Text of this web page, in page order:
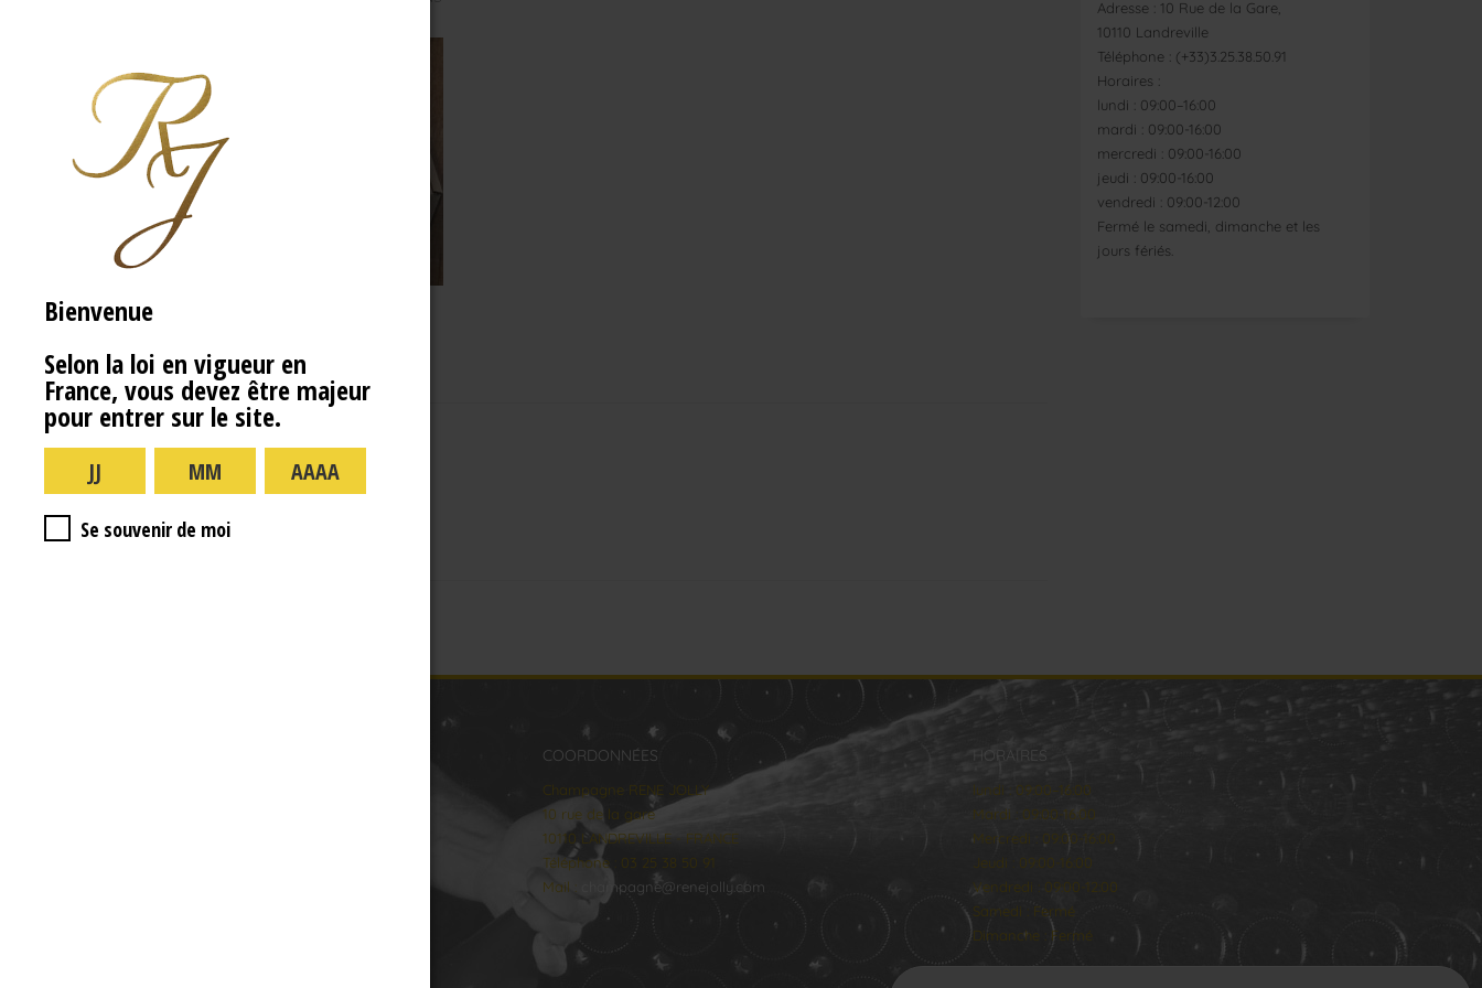
A PROPOS
Adresse : 10 Rue de la Gare,
10110 Landreville
Téléphone : (+33)3.25.38.50.91
Horaires :
lundi : 09:00–16:00
mardi : 09:00-16:00
mercredi : 09:00-16:00
jeudi : 09:00-16:00
vendredi : 09:00-12:00
Fermé le samedi, dimanche et les
jours fériés.
COORDONNÉES
Champagne RENE JOLLY
10 rue de la gare
10110 LANDREVILLE - FRANCE
Téléphone : 03 25 38 50 91
Mail :
champagne@renejolly.com
HORAIRES
lundi : 09:00–16:00
Mardi : 09:00-16:00
Mercredi : 09:00-16:00
Jeudi : 09:00-16:00
Vendredi : 09:00-12:00
Samedi : Fermé
Dimanche : Fermé
Bienvenue
Selon la loi en vigueur en
France, vous devez être majeur
pour entrer sur le site.
Se souvenir de moi